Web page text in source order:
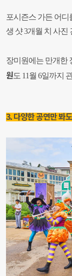
포시즌스 가든 어디
생 샷 3개월 치 사진
장미원에는 만개한
원도 11월 6일까지
3. 다양한 공연만 봐